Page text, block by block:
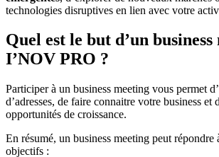
technologies disruptives en lien avec votre
Quel est le but d’un
I’NOV PRO ?
Participer à un business meeting vous permet
d’adresses, de faire connaitre votre business et
opportunités de croissance.
En résumé, un business meeting peut répondre
objectifs :